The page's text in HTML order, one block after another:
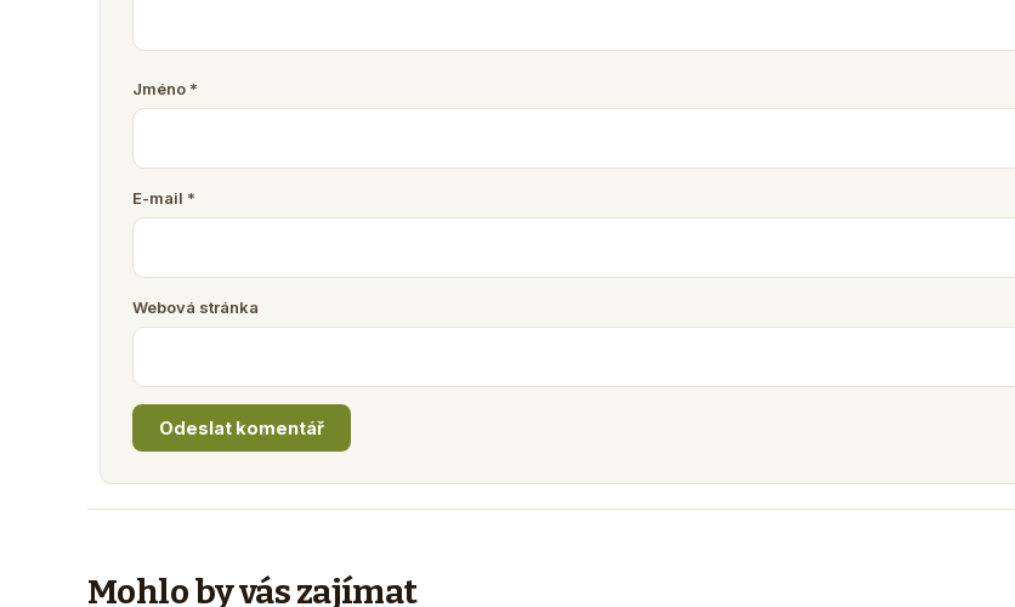
Jméno *
E-mail *
Webová stránka
Mohlo by vás zajímat